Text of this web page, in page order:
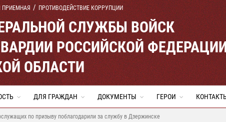
ПРИЕМНАЯ ПРОТИВОДЕЙСТВИЕ КОРРУПЦИИ
СЛУЖБЫ ВОЙСК
РОССИЙСКОЙ
ОБЛАСТИ
ДЛЯ ГРАЖДАН ДОКУМЕНТЫ ГЕРОИ
по призыву поблагодарили за службу в Дзержинске